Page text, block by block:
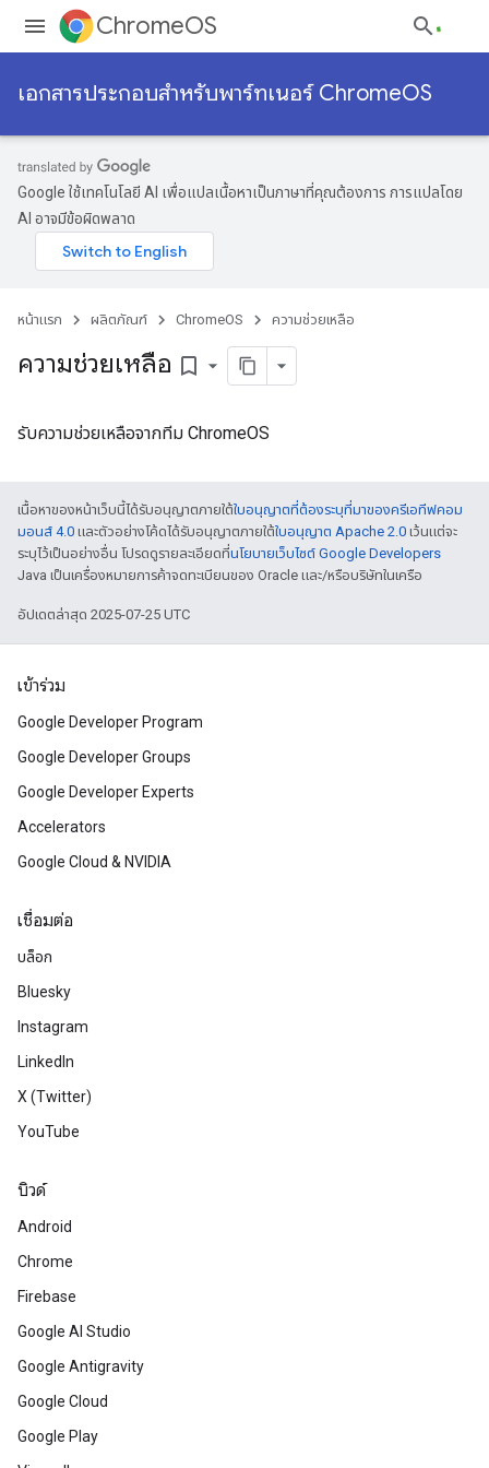
ChromeOS
เอกสารประกอบสำหรับพาร์ทเนอร์ ChromeOS
Google ใช้เทคโนโลยี AI เพื่อแปลเนื้อหาเป็นภาษาที่คุณต้องการ การแปลโดย
AI อาจมีข้อผิดพลาด
หน้าแรก ผลิตภัณฑ์ ChromeOS ความช่วยเหลือ
ความช่วยเหลือ bookmark_border
รับความช่วยเหลือจากทีม ChromeOS
เนื้อหาของหน้าเว็บนี้ได้รับอนุญาตภายใต้ใบอนุญาตที่ต้องระบุที่มาของครีเอทีฟคอม
มอนส์ 4.0 และตัวอย่างโค้ดได้รับอนุญาตภายใต้ใบอนุญาต Apache 2.0 เว้นแต่จะ
ระบุไว้เป็นอย่างอื่น โปรดดูรายละเอียดที่นโยบายเว็บไซต์ Google Developers
Java เป็นเครื่องหมายการค้าจดทะเบียนของ Oracle และ/หรือบริษัทในเครือ
อัปเดตล่าสุด 2025-07-25 UTC
เข้าร่วม
Google Developer Program
Google Developer Groups
Google Developer Experts
Accelerators
Google Cloud & NVIDIA
เชื่อมต่อ
บล็อก
Bluesky
Instagram
LinkedIn
X (Twitter)
YouTube
บิวด์
Android
Chrome
Firebase
Google AI Studio
Google Antigravity
Google Cloud
Google Play